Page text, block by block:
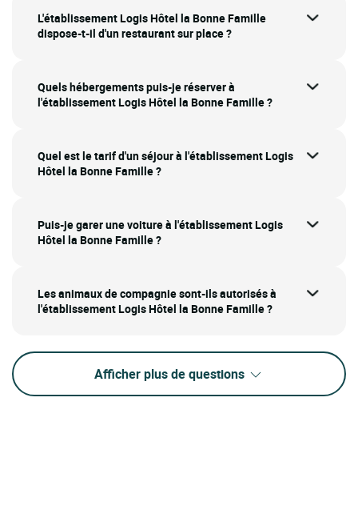
L'établissement Logis Hôtel la Bonne Famille
dispose-t-il d'un restaurant sur place ?
Quels hébergements puis-je réserver à
l'établissement Logis Hôtel la Bonne Famille ?
Quel est le tarif d'un séjour à l'établissement Logis
Hôtel la Bonne Famille ?
Puis-je garer une voiture à l'établissement Logis
Hôtel la Bonne Famille ?
Les animaux de compagnie sont-ils autorisés à
l'établissement Logis Hôtel la Bonne Famille ?
Afficher plus de questions